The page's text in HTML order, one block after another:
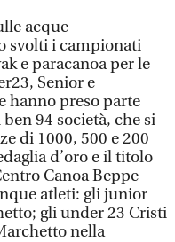
acque
svolti i campionati
e paracanoa per le
Senior e
hanno preso parte
94 società, che si
di 1000, 500 e 200
d’oro e il titolo
Canoa Beppe
atleti: gli junior
gli under 23 Cristi
nella